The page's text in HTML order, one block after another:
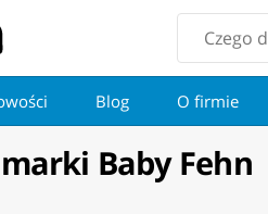
Blog O firmie
Baby Fehn